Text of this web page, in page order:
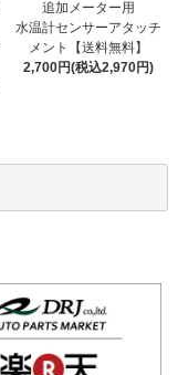
追加メーター用
水温計センサーアタッチ
メント【送料無料】
2,700円(税込2,970円)